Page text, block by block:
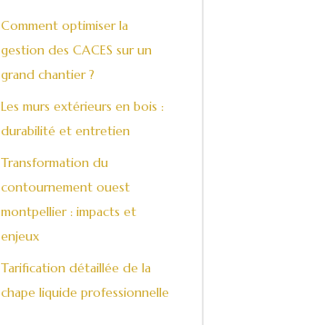
Comment optimiser la
gestion des CACES sur un
grand chantier ?
Les murs extérieurs en bois :
durabilité et entretien
Transformation du
contournement ouest
montpellier : impacts et
enjeux
Tarification détaillée de la
chape liquide professionnelle